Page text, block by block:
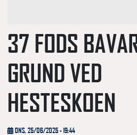
37 FODS
GRUND VED
HESTESKOEN
ONS, 25/06/2025 - 19:44